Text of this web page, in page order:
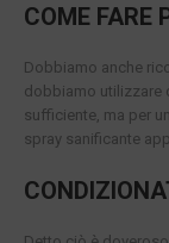
COME FARE
Dobbiamo anche
dobbiamo utilizzare
sufficiente, ma per
spray sanificante